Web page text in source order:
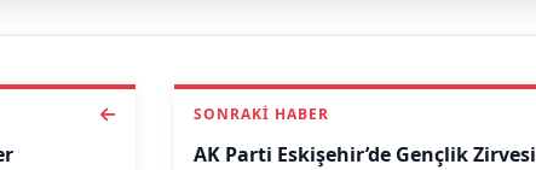
SONRAKI HABER
AK Parti Eskişehir’de Gençlik Zirvesi